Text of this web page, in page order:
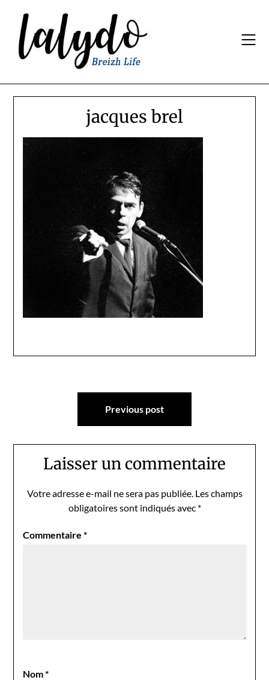
content
jacques brel
Navigation
Previous post
Laisser un commentaire
Votre adresse e-mail ne sera pas publiée. Les champs
obligatoires sont indiqués avec *
Commentaire*
Nom*